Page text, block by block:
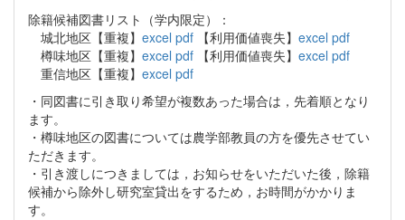
除籍候補図書リスト（学内限定）：
城北地区【重複】 excel pdf 【利用価値喪失】 excel pdf
樽味地区【重複】 excel pdf 【利用価値喪失】 excel pdf
重信地区【重複】 excel pdf
・同図書に引き取り希望が複数あった場合は，先着順となり
ます。
・樽味地区の図書については農学部教員の方を優先させてい
ただきます。
・引き渡しにつきましては，お知らせをいただいた後，除籍
候補から除外し研究室貸出をするため，お時間がかかりま
す。